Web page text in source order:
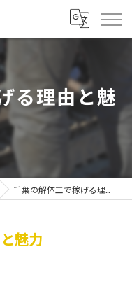
る理由と魅
千葉の解体工で稼げる理由と魅力
魅力